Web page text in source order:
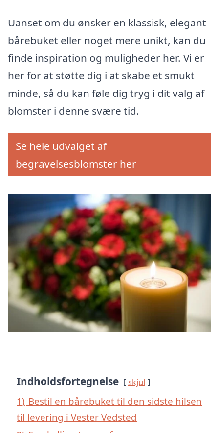
Uanset om du ønsker en klassisk, elegant
bårebuket eller noget mere unikt, kan du
finde inspiration og muligheder her. Vi er
her for at støtte dig i at skabe et smukt
minde, så du kan føle dig tryg i dit valg af
blomster i denne svære tid.
Se hele udvalget af
begravelsesblomster her
Indholdsfortegnelse skjul
1) Bestil en bårebuket til den sidste hilsen
til levering i Vester Vedsted